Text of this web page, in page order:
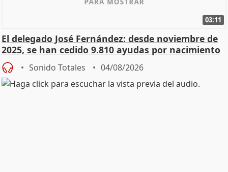
03:11
El delegado José Fernández: desde noviembre de
2025, se han cedido 9.810 ayudas por nacimiento
Sonido Totales 04/08/2026